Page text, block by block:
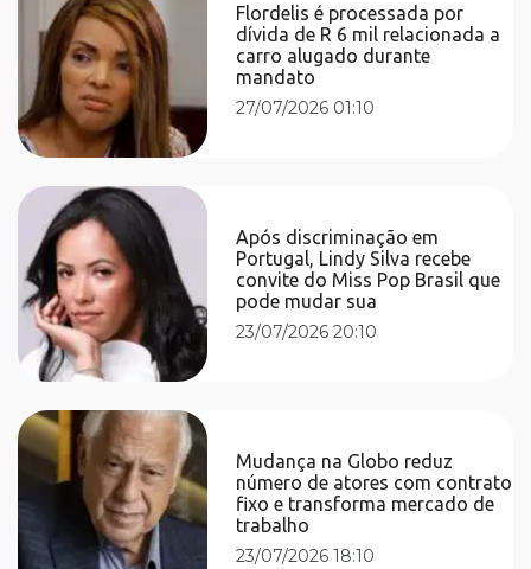
Flordelis é processada por
dívida de R 6 mil relacionada a
carro alugado durante
mandato
27/07/2026 01:10
Após discriminação em
Portugal, Lindy Silva recebe
convite do Miss Pop Brasil que
pode mudar sua
23/07/2026 20:10
Mudança na Globo reduz
número de atores com contrato
fixo e transforma mercado de
trabalho
23/07/2026 18:10